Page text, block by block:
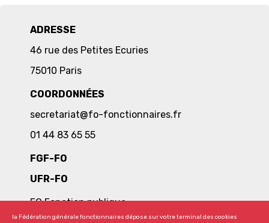
ADRESSE
46 rue des Petites Ecuries
75010 Paris
COORDONNÉES
secretariat@fo-fonctionnaires.fr
01 44 83 65 55
FGF-FO
UFR-FO
FO Fonction publique
la Fédération générale fonctionnaires dépose sur votre terminal des cookies